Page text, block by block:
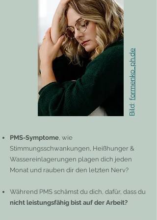
Bild:
formenko_ph.de
PMS-Symptome, wie
Stimmungsschwankungen, Heißhunger &
Wassereinlagerungen plagen dich jeden
Monat und rauben dir den letzten Nerv?
Während PMS schämst du dich, dafür, dass du
nicht leistungsfähig bist auf der Arbeit?